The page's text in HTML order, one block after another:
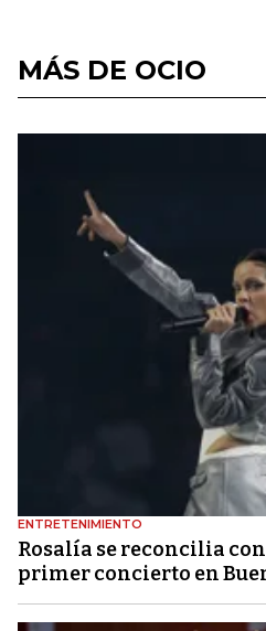
MÁS DE OCIO
ENTRETENIMIENTO
Rosalía se reconcilia
primer concierto en